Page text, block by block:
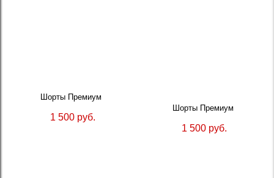
Шорты Премиум
1 500 руб.
Шорты Премиум
1 500 руб.